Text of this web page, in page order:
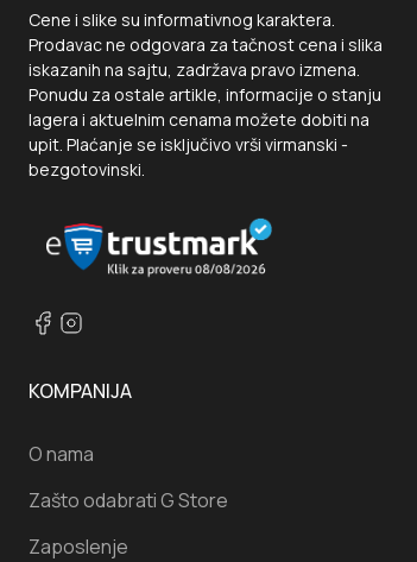
Cene i slike su informativnog karaktera.
Prodavac ne odgovara za tačnost cena i slika
iskazanih na sajtu, zadržava pravo izmena.
Ponudu za ostale artikle, informacije o stanju
lagera i aktuelnim cenama možete dobiti na
upit. Plaćanje se isključivo vrši virmanski -
bezgotovinski.
KOMPANIJA
O nama
Zašto odabrati G Store
Zaposlenje